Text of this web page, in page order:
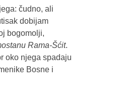
čudno, ali
dobijam
bogomolji,
Rama-Šćit.
oko njega spadaju
Bosne i